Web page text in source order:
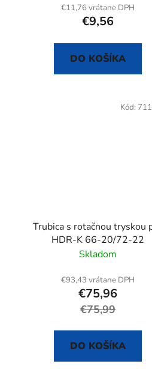
€11,76 vrátane DPH
€9,56
DO KOŠÍKA
Trubica s rotačnou tryskou
HDR-K 66-20/72-22
Skladom
€93,43 vrátane DPH
€75,96
€75,99
DO KOŠÍKA
Kód: